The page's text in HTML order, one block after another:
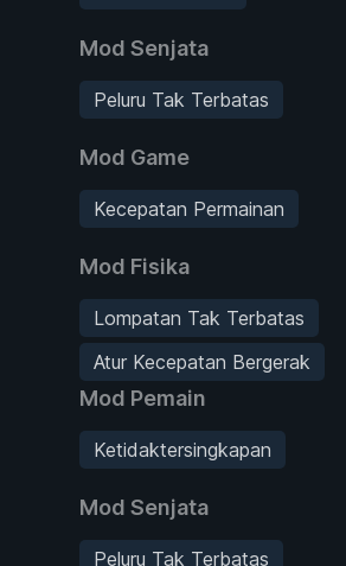
Mod Senjata
Peluru Tak Terbatas
Mod Game
Kecepatan Permainan
Mod Fisika
Lompatan Tak Terbatas
Atur Kecepatan Bergerak
Mod Pemain
Ketidaktersingkapan
Mod Senjata
Peluru Tak Terbatas